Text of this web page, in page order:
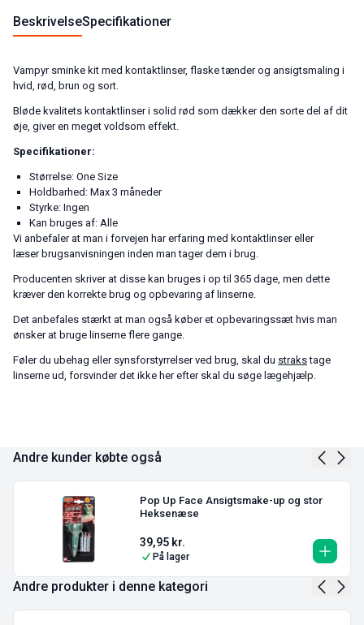
BeskrivelseSpecifikationer
Vampyr sminke kit med kontaktlinser, flaske tænder og ansigtsmaling i
hvid, rød, brun og sort.
Bløde kvalitets kontaktlinser i solid rød som dækker den sorte del af dit
øje, giver en meget voldsom effekt.
Specifikationer:
Størrelse: One Size
Holdbarhed: Max 3 måneder
Styrke: Ingen
Kan bruges af: Alle
Vi anbefaler at man i forvejen har erfaring med kontaktlinser eller
læser brugsanvisningen inden man tager dem i brug.
Producenten skriver at disse kan bruges i op til 365 dage, men dette
kræver den korrekte brug og opbevaring af linserne.
Det anbefales stærkt at man også køber et opbevaringssæt hvis man
ønsker at bruge linserne flere gange.
Føler du ubehag eller synsforstyrrelser ved brug, skal du strakstage
linserne ud, forsvinder det ikke her efter skal du søge lægehjælp.
Andre kunder købte også
Pop Up Face Ansigtsmake-up og stor
Heksenæse
39,95 kr.
På lager
Andre produkter i denne kategori